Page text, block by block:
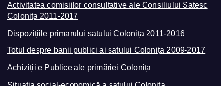
Activitatea comisiilor consultative ale Consiliului Satesc
Colonița 2011-2017
Dispozițiile primarului satului Colonița 2011-2016
Totul despre banii publici ai satului Colonița 2009-2017
Achizițiile Publice ale primăriei Colonița